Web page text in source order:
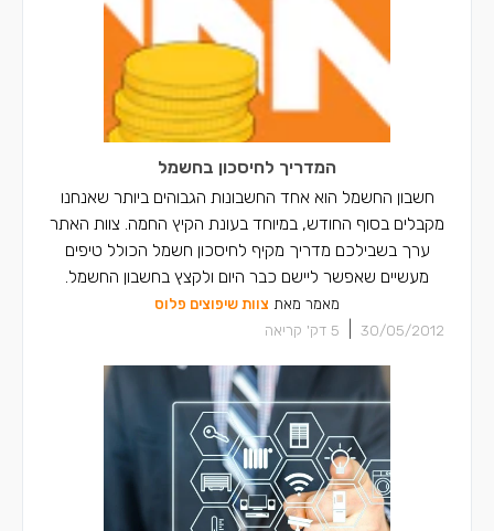
המדריך לחיסכון בחשמל
חשבון החשמל הוא אחד החשבונות הגבוהים ביותר שאנחנו
מקבלים בסוף החודש, במיוחד בעונת הקיץ החמה. צוות האתר
ערך בשבילכם מדריך מקיף לחיסכון חשמל הכולל טיפים
מעשיים שאפשר ליישם כבר היום ולקצץ בחשבון החשמל.
מאמר מאת צוות שיפוצים פלוס
30/05/2012
5 דק' קריאה